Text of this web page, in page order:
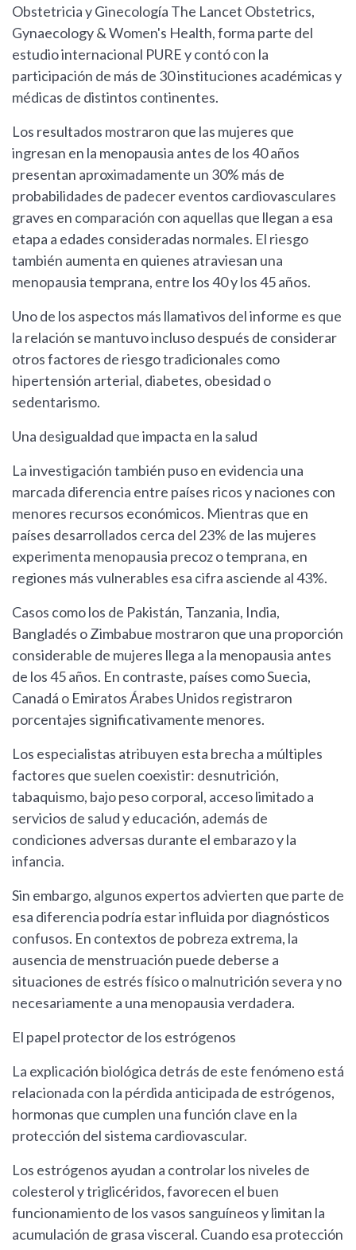
Obstetricia y Ginecología The Lancet Obstetrics,
Gynaecology & Women's Health, forma parte del
estudio internacional PURE y contó con la
participación de más de 30 instituciones académicas y
médicas de distintos continentes.
Los resultados mostraron que las mujeres que
ingresan en la menopausia antes de los 40 años
presentan aproximadamente un 30% más de
probabilidades de padecer eventos cardiovasculares
graves en comparación con aquellas que llegan a esa
etapa a edades consideradas normales. El riesgo
también aumenta en quienes atraviesan una
menopausia temprana, entre los 40 y los 45 años.
Uno de los aspectos más llamativos del informe es que
la relación se mantuvo incluso después de considerar
otros factores de riesgo tradicionales como
hipertensión arterial, diabetes, obesidad o
sedentarismo.
Una desigualdad que impacta en la salud
La investigación también puso en evidencia una
marcada diferencia entre países ricos y naciones con
menores recursos económicos. Mientras que en
países desarrollados cerca del 23% de las mujeres
experimenta menopausia precoz o temprana, en
regiones más vulnerables esa cifra asciende al 43%.
Casos como los de Pakistán, Tanzania, India,
Bangladés o Zimbabue mostraron que una proporción
considerable de mujeres llega a la menopausia antes
de los 45 años. En contraste, países como Suecia,
Canadá o Emiratos Árabes Unidos registraron
porcentajes significativamente menores.
Los especialistas atribuyen esta brecha a múltiples
factores que suelen coexistir: desnutrición,
tabaquismo, bajo peso corporal, acceso limitado a
servicios de salud y educación, además de
condiciones adversas durante el embarazo y la
infancia.
Sin embargo, algunos expertos advierten que parte de
esa diferencia podría estar influida por diagnósticos
confusos. En contextos de pobreza extrema, la
ausencia de menstruación puede deberse a
situaciones de estrés físico o malnutrición severa y no
necesariamente a una menopausia verdadera.
El papel protector de los estrógenos
La explicación biológica detrás de este fenómeno está
relacionada con la pérdida anticipada de estrógenos,
hormonas que cumplen una función clave en la
protección del sistema cardiovascular.
Los estrógenos ayudan a controlar los niveles de
colesterol y triglicéridos, favorecen el buen
funcionamiento de los vasos sanguíneos y limitan la
acumulación de grasa visceral. Cuando esa protección